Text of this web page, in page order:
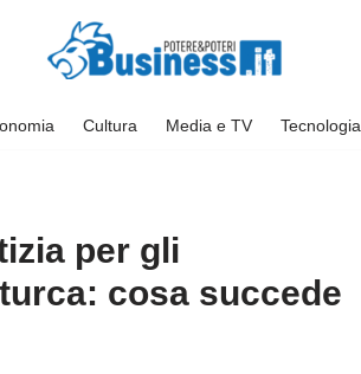
Cultura Media e TV Tecnologia
per gli
cosa succede